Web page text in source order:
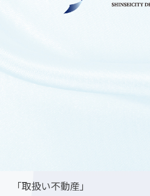
■建物面積：377.66㎡（約
「取扱い不動産」